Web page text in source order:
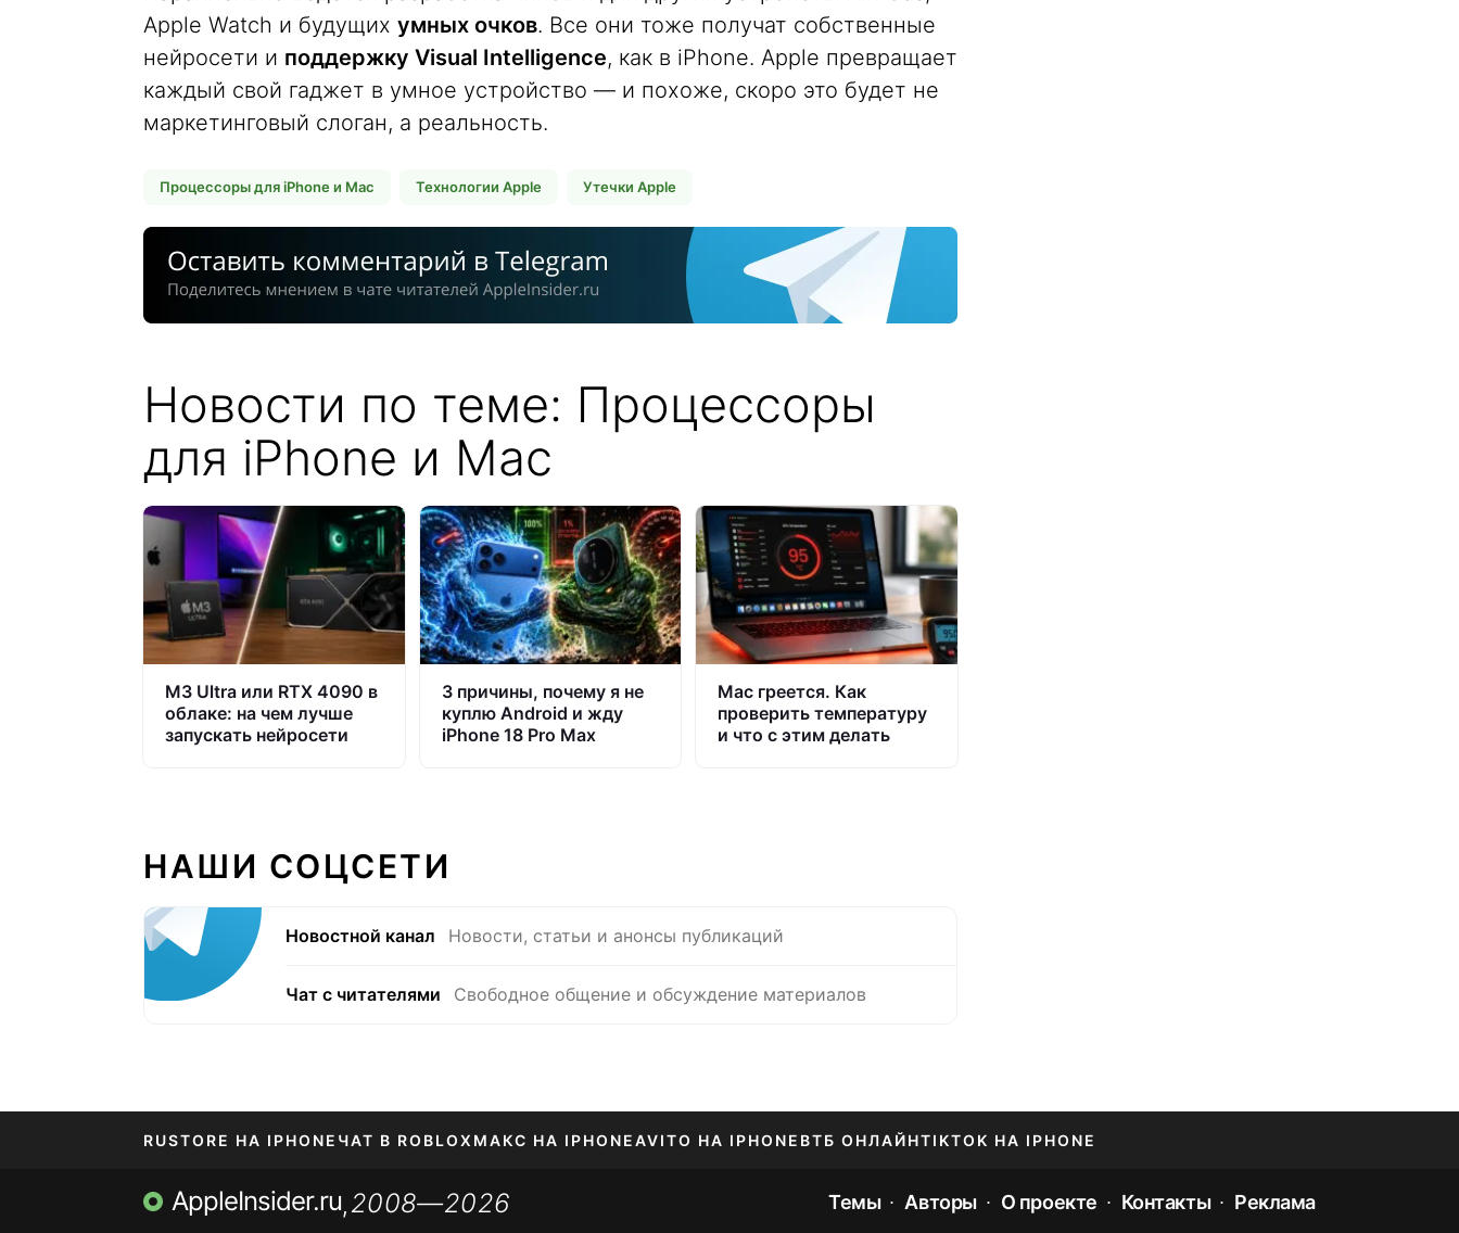
Apple Watch и будущих умных очков. Все они тоже получат собственные
нейросети и поддержку Visual Intelligence, как в iPhone. Apple превращает
каждый свой гаджет в умное устройство — и похоже, скоро это будет не
маркетинговый слоган, а реальность.
Процессоры для iPhone и Mac Технологии Apple Утечки Apple
Новости по теме: Процессоры
для iPhone и Mac
M3 Ultra или RTX 4090 в
облаке: на чем лучше
запускать нейросети
3 причины, почему я не
куплю Android и жду
iPhone 18 Pro Max
Mac греется. Как
проверить температуру
и что с этим делать
НАШИ СОЦСЕТИ
Новостной канал Новости, статьи и анонсы публикаций
Чат с читателями Свободное общение и обсуждение материалов
RUSTORE НА IPHONE ЧАТ В ROBLOX МАКС НА IPHONEAVITO НА IPHONE ВТБ ОНЛАЙНTIKTOK НА IPHONE
AppleInsider.ru, 2008—2026 Темы Авторы О проекте Контакты Реклама